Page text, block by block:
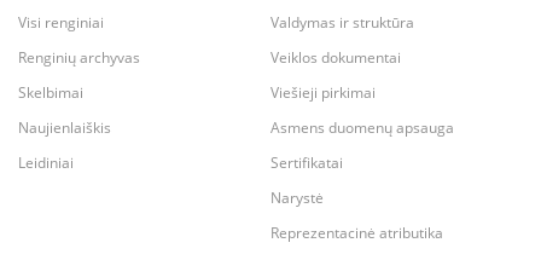
Visi renginiai
Renginių archyvas
Skelbimai
Naujienlaiškis
Leidiniai
Valdymas ir struktūra
Veiklos dokumentai
Viešieji pirkimai
Asmens duomenų apsauga
Sertifikatai
Narystė
Reprezentacinė atributika